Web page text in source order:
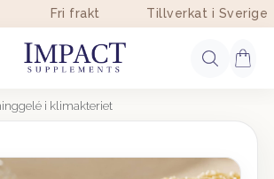
Fri frakt Tillverkat i Sverige
i klimakteriet